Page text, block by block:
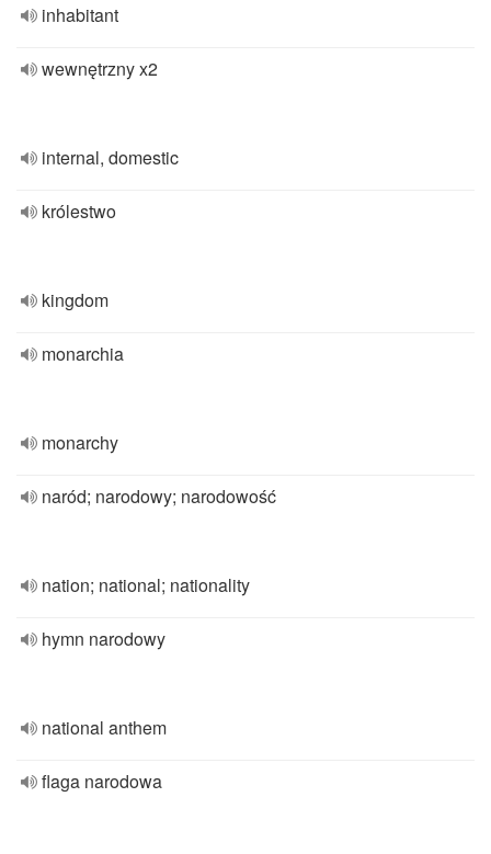
inhabitant
wewnętrzny x2
internal, domestic
królestwo
kingdom
monarchia
monarchy
naród; narodowy; narodowość
nation; national; nationality
hymn narodowy
national anthem
flaga narodowa